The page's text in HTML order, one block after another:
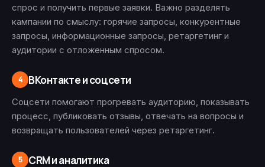
спрос и получить первые заявки. Важно разделять
кампании по смыслу: горячие запросы, конкурентные
запросы, информационные запросы, ретаргетинг и
аудитории с отложенным спросом.
4 ВКонтакте и соцсети
Соцсети помогают прогревать аудиторию, показывать
процесс, публиковать отзывы, отвечать на вопросы и
возвращать пользователей через ретаргетинг.
5 CRM и аналитика